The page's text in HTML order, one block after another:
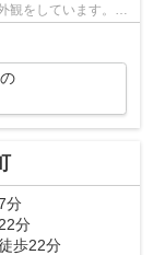
をしています。通
分
分
歩22分